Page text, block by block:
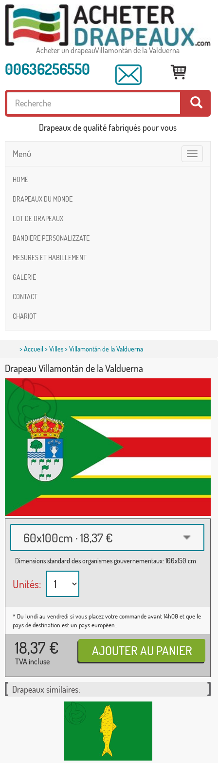
Acheter un drapeauVillamontán de la Valduerna
00636256550
Drapeaux de qualité fabriqués pour vous
Toggle
navigation
Menú
HOME
DRAPEAUX DU MONDE
LOT DE DRAPEAUX
BANDIERE PERSONALIZZATE
MESURES ET HABILLEMENT
GALERIE
CONTACT
CHARIOT
>Accueil>Villes> Villamontán de la Valduerna
Drapeau Villamontán de la Valduerna
60x100cm · 18,37 €
Dimensions standard des organismes gouvernementaux: 100x150 cm
Unités:
* Du lundi au vendredi si vous placez votre commande avant 14h00 et que le
pays de destination est un pays européen..
18,37 €
TVA incluse
Drapeaux similaires: